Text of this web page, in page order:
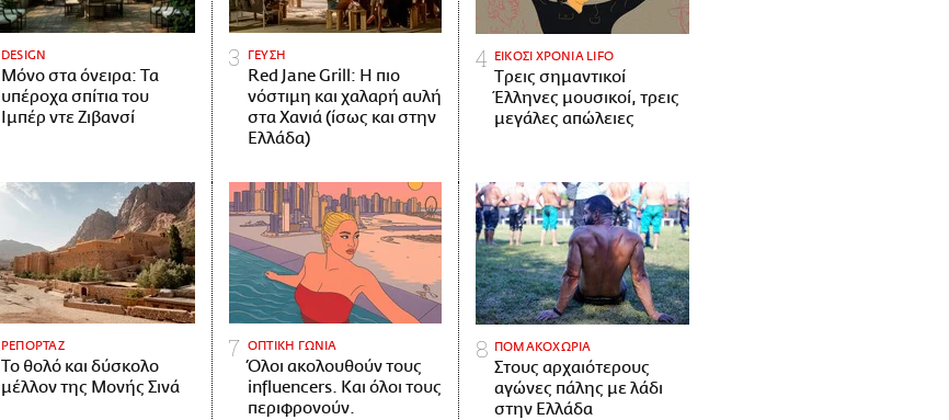
DESIGN
Μόνο στα όνειρα: Τα
υπέροχα σπίτια του
Ιμπέρ ντε Ζιβανσί
ΓΕΥΣΗ
Red Jane Grill: Η πιο
νόστιμη και χαλαρή αυλή
στα Χανιά (ίσως και στην
Ελλάδα)
ΕΙΚΟΣΙ ΧΡΟΝΙΑ LIFO
Tρεις σημαντικοί
Έλληνες μουσικοί, τρεις
μεγάλες απώλειες
ΡΕΠΟΡΤΑΖ
Το θολό και δύσκολο
μέλλον της Μονής Σινά
ΟΠΤΙΚΗ ΓΩΝΙΑ
Όλοι ακολουθούν τους
influencers. Και όλοι τους
περιφρονούν.
ΠΟΜΑΚΟΧΩΡΙΑ
Στους αρχαιότερους
αγώνες πάλης με λάδι
στην Ελλάδα